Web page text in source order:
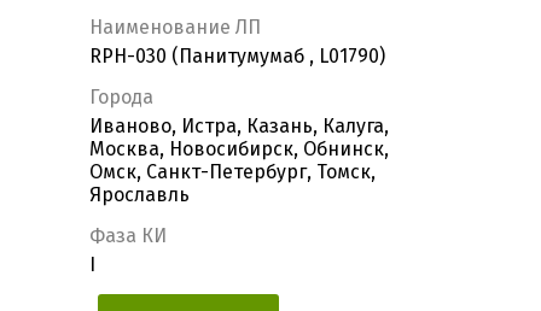
Наименование ЛП
RPH-030 (Панитумумаб , L01790)
Города
Иваново, Истра, Казань, Калуга,
Москва, Новосибирск, Обнинск,
Омск, Санкт-Петербург, Томск,
Ярославль
Фаза КИ